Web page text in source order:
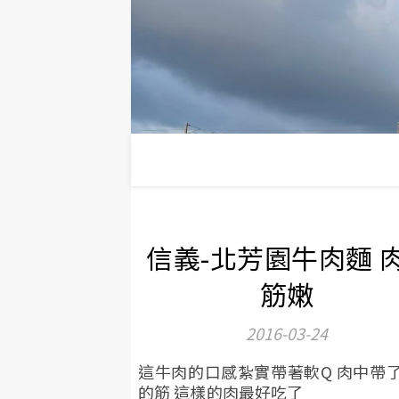
信義-北芳園牛肉麵
筋嫩
2016-03-24
這牛肉的口感紮實帶著軟Q 肉中帶
的筋 這樣的肉最好吃了